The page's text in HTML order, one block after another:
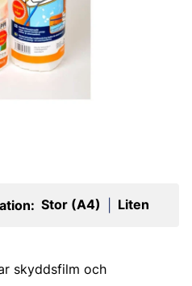
Stor (A4) Liten
skyddsfilm och